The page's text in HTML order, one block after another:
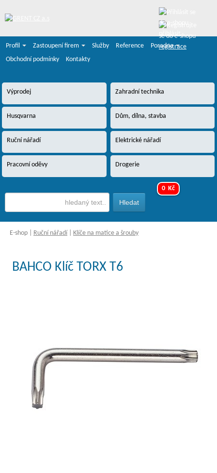
registrace
Profil
Zastoupení firem Služby Reference
Poradna
Obchodní podmínky
Kontakty
Výprodej Zahradní technika
Husqvarna Dům, dílna, stavba
Ruční nářadí Elektrické nářadí
Pracovní oděvy Drogerie
0 Kč
E-shop Ruční nářadí Klíče na matice a šrouby
BAHCO Klíč TORX T6